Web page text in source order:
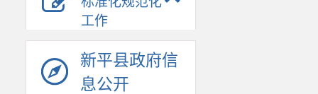
工作
新平县政府信
息公开